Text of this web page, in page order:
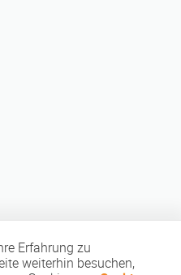
Erfahrung zu
weiterhin besuchen,